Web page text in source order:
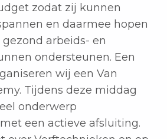
zodat zij kunnen
en daarmee hopen
arbeids- en
ondersteunen. Een
wij een Van
Tijdens deze middag
onderwerp
een actieve afsluiting.